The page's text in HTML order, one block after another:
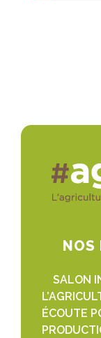
NOS
SALON
ÉCOUTE